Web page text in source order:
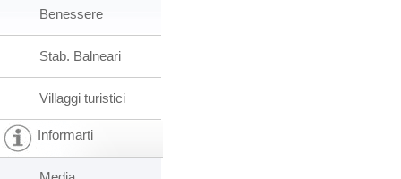
Benessere
Stab. Balneari
Villaggi turistici
Informarti